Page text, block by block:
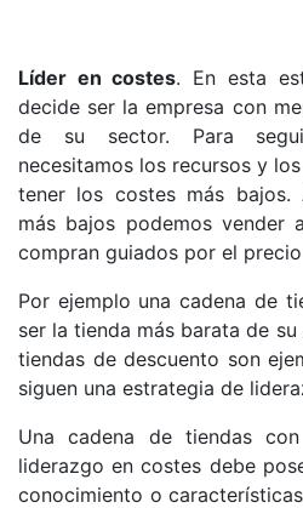
Líder en costes. En esta
decide ser la empresa con
de su sector. Para
necesitamos los recursos y
tener los costes más
más bajos podemos vender
compran guiados por el
Por ejemplo una cadena de
ser la tienda más barata de
tiendas de descuento son
siguen una estrategia de
Una cadena de tiendas
liderazgo en costes debe
conocimiento o